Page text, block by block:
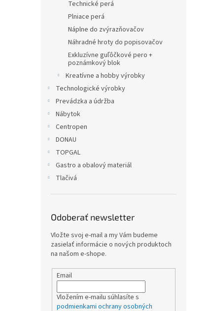
Technické perá
Plniace perá
Náplne do zvýrazňovačov
Náhradné hroty do popisovačov
Exkluzívne guľôčkové pero +
poznámkový blok
Kreatívne a hobby výrobky
Technologické výrobky
Prevádzka a údržba
Nábytok
Centropen
DONAU
TOPGAL
Gastro a obalový materiál
Tlačivá
Odoberať newsletter
Vložte svoj e-mail a my Vám budeme
zasielať informácie o nových produktoch
na našom e-shope.
Email
Vložením e-mailu súhlasíte s
podmienkami ochrany osobných